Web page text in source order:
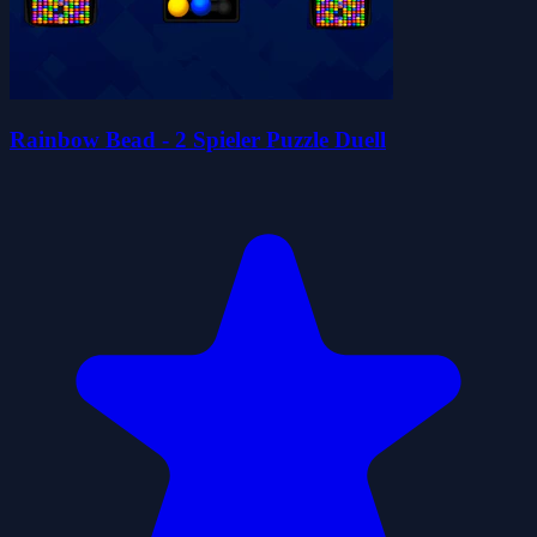
Rainbow Bead - 2 Spieler Puzzle Duell